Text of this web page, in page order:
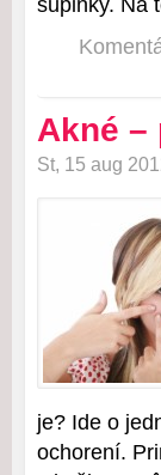
Akné –
St, 15 aug
je? Ide o
ochorení.